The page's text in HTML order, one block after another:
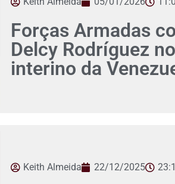
Forças Armadas
Delcy Rodríguez
interino da
Keith Almeida 22/12/2025